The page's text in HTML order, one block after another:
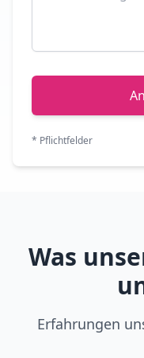
* Pflichtfelder
Was
Erfahrungen